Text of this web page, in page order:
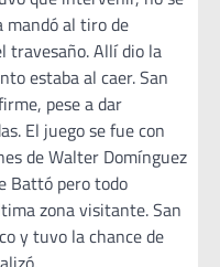
mandó al tiro de
travesaño. Allí dio la
estaba al caer. San
pese a dar
El juego se fue con
de Walter Domínguez
Battó pero todo
zona visitante. San
y tuvo la chance de